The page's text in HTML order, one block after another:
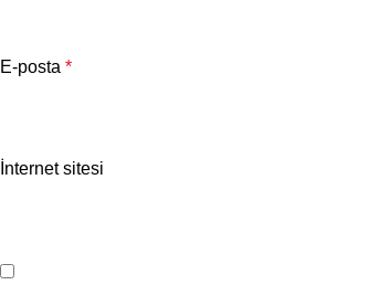
E-posta *
İnternet sitesi